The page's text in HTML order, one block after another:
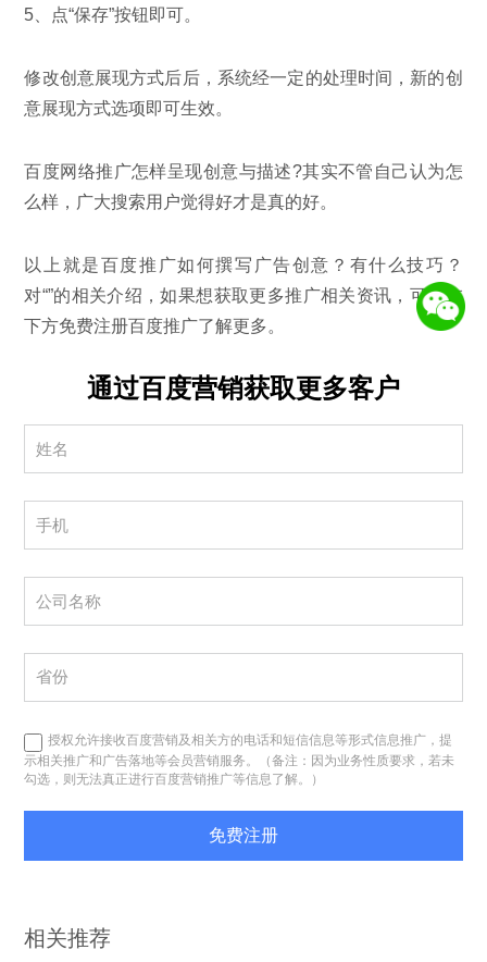
5、点“保存”按钮即可。
修改创意展现方式后后，系统经一定的处理时间，新的创
意展现方式选项即可生效。
百度网络推广怎样呈现创意与描述?其实不管自己认为怎
么样，广大搜索用户觉得好才是真的好。
以上就是百度推广如何撰写广告创意？有什么技巧？
对“”的相关介绍，如果想获取更多推广相关资讯，可以在
下方免费注册百度推广了解更多。
通过百度营销获取更多客户
授权允许接收百度营销及相关方的电话和短信信息等形式信息推广，提
示相关推广和广告落地等会员营销服务。（备注：因为业务性质要求，若未
勾选，则无法真正进行百度营销推广等信息了解。）
免费注册
相关推荐